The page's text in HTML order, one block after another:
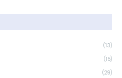
(13)
(15)
(29)